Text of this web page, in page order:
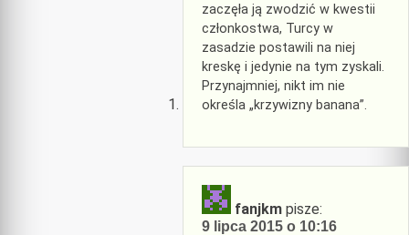
zaczęła ją zwodzić w kwestii
członkostwa, Turcy w
zasadzie postawili na niej
kreskę i jedynie na tym zyskali.
Przynajmniej, nikt im nie
określa „krzywizny banana”.
fanjkm pisze:
9 lipca 2015 o 10:16